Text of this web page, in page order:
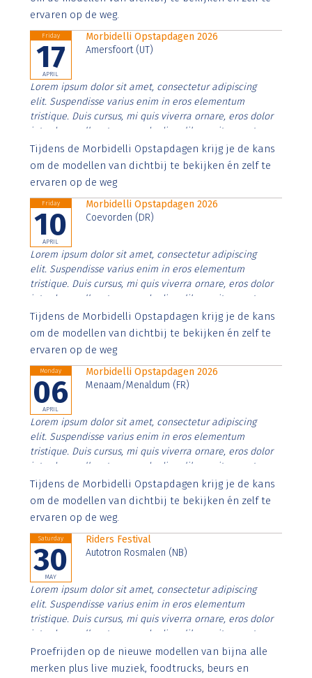
ervaren op de weg.
Friday
17
APRIL
Morbidelli Opstapdagen 2026
Amersfoort (UT)
Lorem ipsum dolor sit amet, consectetur adipiscing
elit. Suspendisse varius enim in eros elementum
tristique. Duis cursus, mi quis viverra ornare, eros dolor
interdum nulla, ut commodo diam libero vitae erat.
Aenean faucibus nibh et justo cursus id rutrum lorem
imperdiet. Nunc ut sem vitae risus tristique posuere.
Tijdens de Morbidelli Opstapdagen krijg je de kans
om de modellen van dichtbij te bekijken én zelf te
ervaren op de weg
Friday
10
APRIL
Morbidelli Opstapdagen 2026
Coevorden (DR)
Lorem ipsum dolor sit amet, consectetur adipiscing
elit. Suspendisse varius enim in eros elementum
tristique. Duis cursus, mi quis viverra ornare, eros dolor
interdum nulla, ut commodo diam libero vitae erat.
Aenean faucibus nibh et justo cursus id rutrum lorem
imperdiet. Nunc ut sem vitae risus tristique posuere.
Tijdens de Morbidelli Opstapdagen krijg je de kans
om de modellen van dichtbij te bekijken én zelf te
ervaren op de weg
Monday
06
APRIL
Morbidelli Opstapdagen 2026
Menaam/Menaldum (FR)
Lorem ipsum dolor sit amet, consectetur adipiscing
elit. Suspendisse varius enim in eros elementum
tristique. Duis cursus, mi quis viverra ornare, eros dolor
interdum nulla, ut commodo diam libero vitae erat.
Aenean faucibus nibh et justo cursus id rutrum lorem
imperdiet. Nunc ut sem vitae risus tristique posuere.
Tijdens de Morbidelli Opstapdagen krijg je de kans
om de modellen van dichtbij te bekijken én zelf te
ervaren op de weg.
Saturday
30
MAY
Riders Festival
Autotron Rosmalen (NB)
Lorem ipsum dolor sit amet, consectetur adipiscing
elit. Suspendisse varius enim in eros elementum
tristique. Duis cursus, mi quis viverra ornare, eros dolor
interdum nulla, ut commodo diam libero vitae erat.
Aenean faucibus nibh et justo cursus id rutrum lorem
imperdiet. Nunc ut sem vitae risus tristique posuere.
Proefrijden op de nieuwe modellen van bijna alle
merken plus live muziek, foodtrucks, beurs en